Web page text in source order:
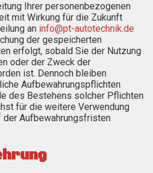
Ihrer personenbezogenen
mit Wirkung für die Zukunft
an info@pt-autotechnik.de
der gespeicherten
erfolgt, sobald Sie der Nutzung
oder der Zweck der
ist. Dennoch bleiben
Aufbewahrungspflichten
des Bestehens solcher Pflichten
für die weitere Verwendung
der Aufbewahrungsfristen